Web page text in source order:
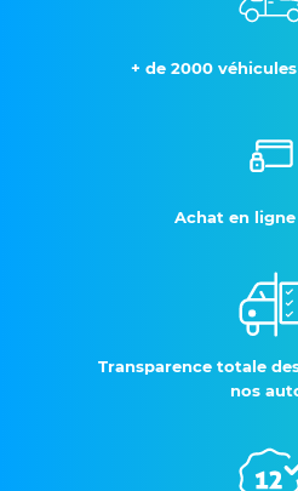
+ de 2000
Achat en
Transparence totale
nos